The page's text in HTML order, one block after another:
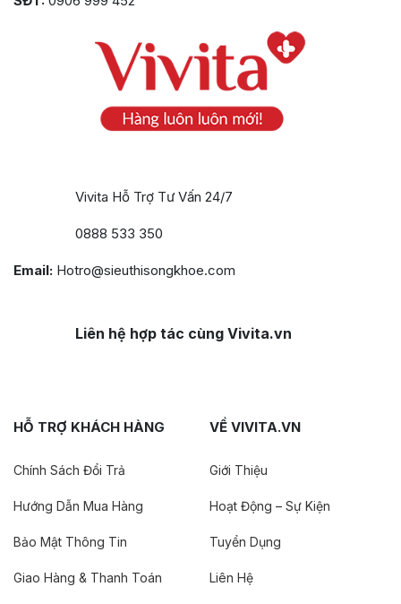
Vivita Hỗ Trợ Tư Vấn 24/7
0888 533 350
Email: Hotro@sieuthisongkhoe.com
Liên hệ hợp tác cùng Vivita.vn
HỖ TRỢ KHÁCH HÀNG
Chính Sách Đổi Trả
Hướng Dẫn Mua Hàng
Bảo Mật Thông Tin
Giao Hàng & Thanh Toán
VỀ VIVITA.VN
Giới Thiệu
Hoạt Động – Sự Kiện
Tuyển Dụng
Liên Hệ